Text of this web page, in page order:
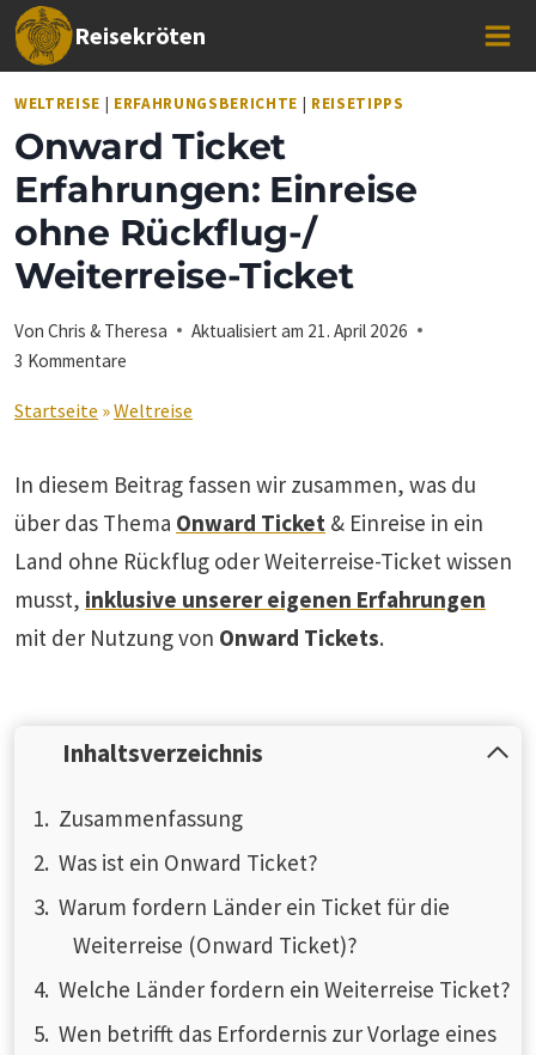
Zum
Inhalt
springen
Reisekröten
WELTREISE | ERFAHRUNGSBERICHTE | REISETIPPS
Onward Ticket
Erfahrungen: Einreise
ohne Rückflug-/
Weiterreise-Ticket
Von Chris & Theresa Aktualisiert am 21. April 2026
3 Kommentare
Startseite »Weltreise
In diesem Beitrag fassen wir zusammen, was du
über das Thema Onward Ticket & Einreise in ein
Land ohne Rückflug oder Weiterreise-Ticket wissen
musst, inklusive unserer eigenen Erfahrungen
mit der Nutzung von Onward Tickets.
Inhaltsverzeichnis
Zusammenfassung
Was ist ein Onward Ticket?
Warum fordern Länder ein Ticket für die
Weiterreise (Onward Ticket)?
Welche Länder fordern ein Weiterreise Ticket?
Wen betrifft das Erfordernis zur Vorlage eines